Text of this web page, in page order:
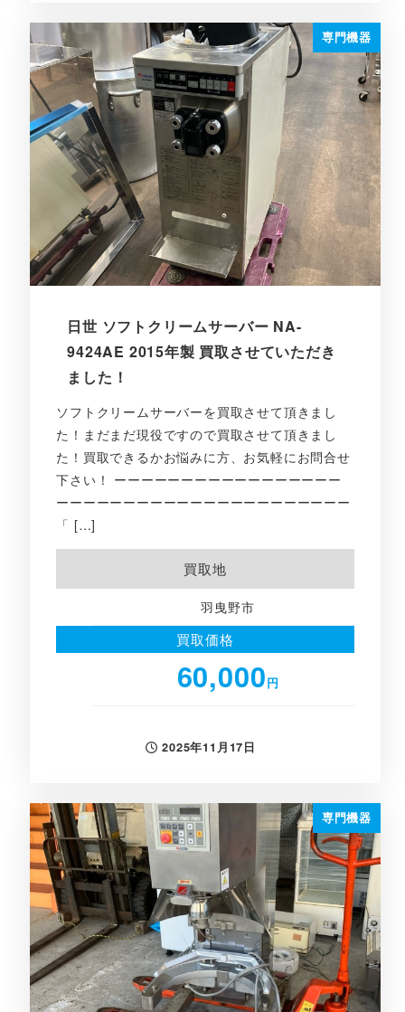
専門機器
日世 ソフトクリームサーバー NA-
9424AE 2015年製 買取させていただき
ました！
ソフトクリームサーバーを買取させて頂きまし
た！まだまだ現役ですので買取させて頂きまし
た！買取できるかお悩みに方、お気軽にお問合せ
下さい！ ーーーーーーーーーーーーーーーーー
ーーーーーーーーーーーーーーーーーーーーーー
「 […]
買取地
羽曳野市
買取価格
60,000円
投稿日
2025年11月17日
専門機器